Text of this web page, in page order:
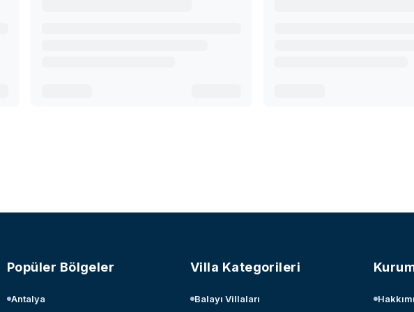
Popüler Bölgeler
Antalya
Villa Kategorileri
Balayı Villaları